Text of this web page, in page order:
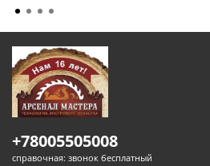
+78005505008
справочная: звонок бесплатный